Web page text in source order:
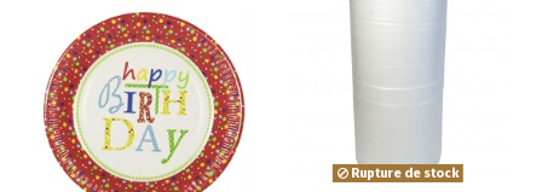
Rupture de stock